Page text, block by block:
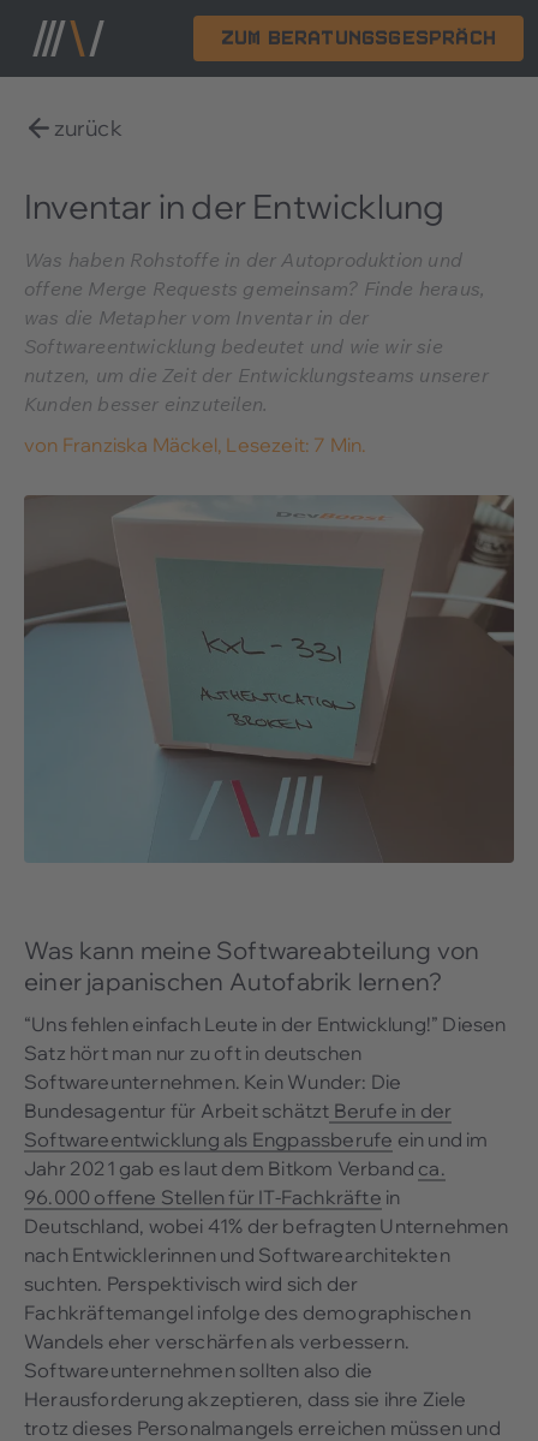
Zum Beratungsgespräch
zurück
Inventar in der Entwicklung
Was haben Rohstoffe in der Autoproduktion und
offene Merge Requests gemeinsam? Finde heraus,
was die Metapher vom Inventar in der
Softwareentwicklung bedeutet und wie wir sie
nutzen, um die Zeit der Entwicklungsteams unserer
Kunden besser einzuteilen.
von Franziska Mäckel, Lesezeit: 7 Min.
Was kann meine Softwareabteilung von
einer japanischen Autofabrik lernen?
“Uns fehlen einfach Leute in der Entwicklung!” Diesen
Satz hört man nur zu oft in deutschen
Softwareunternehmen. Kein Wunder: Die
Bundesagentur für Arbeit schätzt Berufe in der
Softwareentwicklung als Engpassberufe ein und im
Jahr 2021 gab es laut dem Bitkom Verband ca.
96.000 offene Stellen für IT-Fachkräfte in
Deutschland, wobei 41% der befragten Unternehmen
nach Entwicklerinnen und Softwarearchitekten
suchten. Perspektivisch wird sich der
Fachkräftemangel infolge des demographischen
Wandels eher verschärfen als verbessern.
Softwareunternehmen sollten also die
Herausforderung akzeptieren, dass sie ihre Ziele
trotz dieses Personalmangels erreichen müssen und